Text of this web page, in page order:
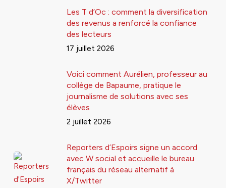
Les T d’Oc : comment la diversification
des revenus a renforcé la confiance
des lecteurs
17 juillet 2026
Voici comment Aurélien, professeur au
collège de Bapaume, pratique le
journalisme de solutions avec ses
élèves
2 juillet 2026
Reporters d’Espoirs signe un accord
avec W social et accueille le bureau
français du réseau alternatif à
X/Twitter